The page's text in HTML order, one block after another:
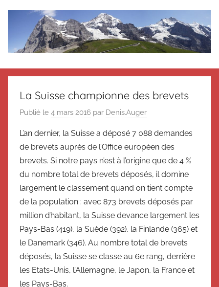
Le
blog
de
Suisse
Magazine
Suisse
Suisse
Magazine
Messager
Suisse
La Suisse championne des brevets
Publié le 4 mars 2016 par Denis.Auger
L’an dernier, la Suisse a déposé 7 088 demandes
de brevets auprès de l’Office européen des
brevets. Si notre pays n’est à l’origine que de 4 %
du nombre total de brevets déposés, il domine
largement le classement quand on tient compte
de la population : avec 873 brevets déposés par
million d’habitant, la Suisse devance largement les
Pays-Bas (419), la Suède (392), la Finlande (365) et
le Danemark (346). Au nombre total de brevets
déposés, la Suisse se classe au 6e rang, derrière
les Etats-Unis, l’Allemagne, le Japon, la France et
les Pays-Bas.